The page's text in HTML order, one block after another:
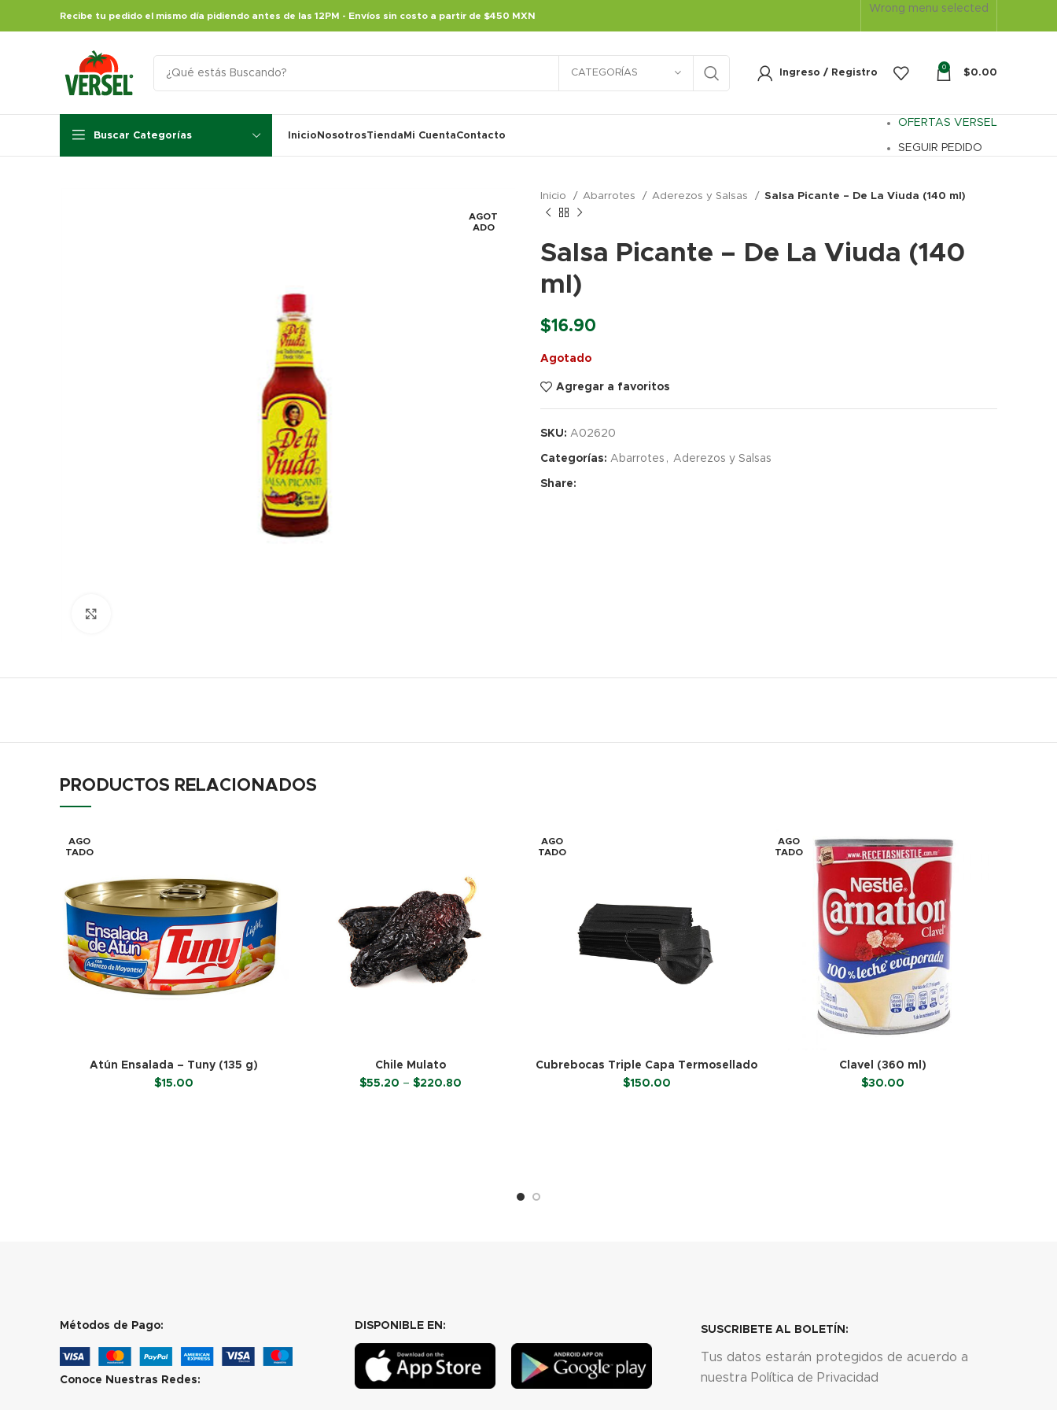
Recibe tu pedido el mismo día pidiendo antes de las 12PM - Envíos sin costo a partir de $450 MXN
Wrong menu selected
CATEGORÍAS Ingreso / Registro
0
$0.00
Buscar Categorías Inicio NosotrosTienda Mi CuentaContacto
OFERTAS VERSEL
SEGUIR PEDIDO
AGOT
ADO
Inicio Abarrotes Aderezos y Salsas Salsa Picante – De La Viuda (140 ml)
Salsa Picante – De La Viuda (140
ml)
$16.90
Agotado
Agregar a favoritos
SKU: A02620
Categorías: Abarrotes , Aderezos y Salsas
Share:
PRODUCTOS RELACIONADOS
AGO
TADO
Atún Ensalada – Tuny (135 g)
$15.00
Chile Mulato
$55.20 – $220.80Price
AGO
TADO
Cubrebocas Triple Capa Termosellado
– Negro (50 Piezas)
$150.00
AGO
TADO
Clavel (360 ml)
$30.00
Métodos de Pago:
Conoce Nuestras Redes:
DISPONIBLE EN: SUSCRIBETE AL BOLETÍN:
Tus datos estarán protegidos de acuerdo a
nuestra Política de Privacidad